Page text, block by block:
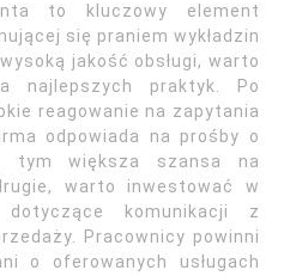
to kluczowy element
się praniem wykładzin
jakość obsługi, warto
najlepszych praktyk. Po
reagowanie na zapytania
odpowiada na prośby o
tym większa szansa na
warto inwestować w
dotyczące komunikacji z
Pracownicy powinni
o oferowanych usługach